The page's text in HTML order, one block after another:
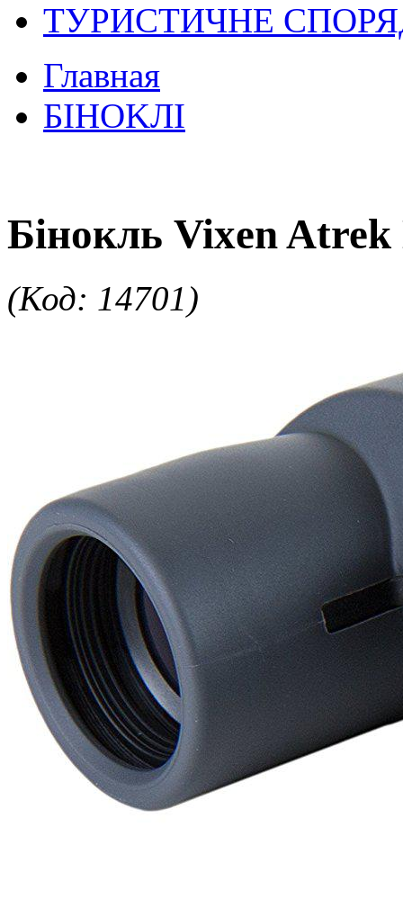
ТУРИСТИЧНЕ
Главная
БIHOKЛI
Бінокль Vixen
(Код: 14701)